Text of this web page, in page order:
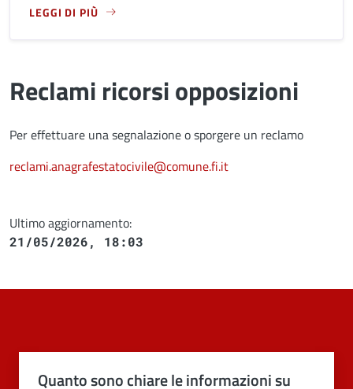
LEGGI DI PIÙ
LEGGI ANCORA RIGUARDO A: ISTANZA DI TRASCRIZIONE
Reclami ricorsi opposizioni
Per effettuare una segnalazione o sporgere un reclamo
reclami.anagrafestatocivile@comune.fi.it
Ultimo aggiornamento:
21/05/2026, 18:03
Quanto sono chiare le informazioni su